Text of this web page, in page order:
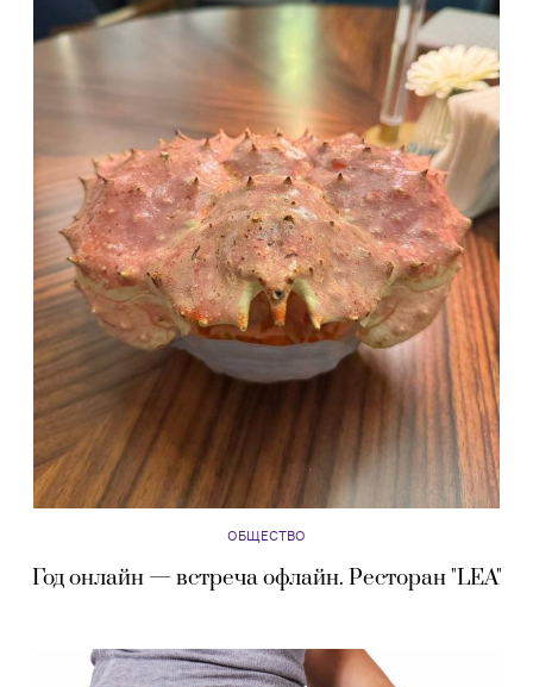
ОБЩЕСТВО
Год онлайн — встреча офлайн. Ресторан "LEA"